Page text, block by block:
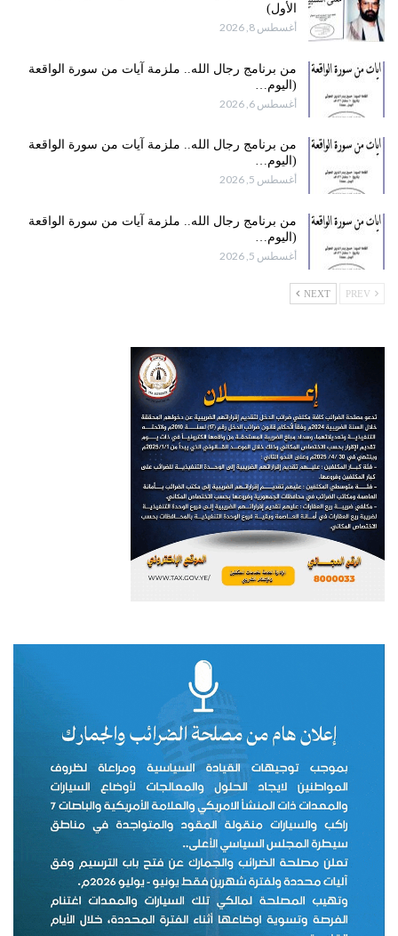
الأول)
أغسطس 8, 2026
من برنامج رجال الله.. ملزمة آيات من سورة الواقعة
(اليوم…
أغسطس 6, 2026
من برنامج رجال الله.. ملزمة آيات من سورة الواقعة
(اليوم…
أغسطس 5, 2026
من برنامج رجال الله.. ملزمة آيات من سورة الواقعة
(اليوم…
أغسطس 5, 2026
NEXT